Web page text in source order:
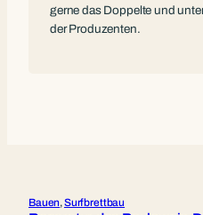
gerne das Doppelte und
der Produzenten.
Bauen, Surfbrettbau